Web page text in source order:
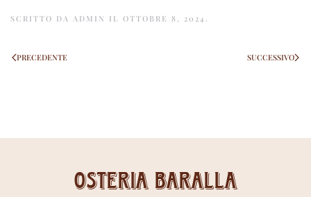
SCRITTO DA ADMIN IL OTTOBRE 8, 2024 .
PRECEDENTE SUCCESSIVO
Osteria Baralla